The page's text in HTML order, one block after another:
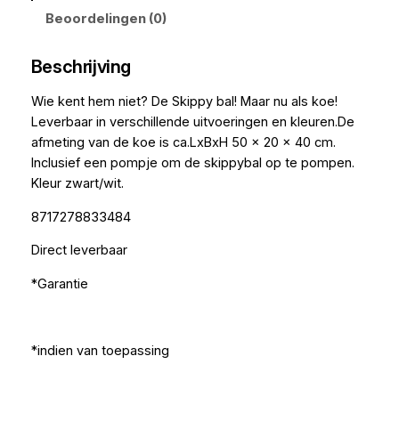
Beoordelingen (0)
Beschrijving
Wie kent hem niet? De Skippy bal! Maar nu als koe!
Leverbaar in verschillende uitvoeringen en kleuren.De
afmeting van de koe is ca.LxBxH 50 x 20 x 40 cm.
Inclusief een pompje om de skippybal op te pompen.
Kleur zwart/wit.
8717278833484
Direct leverbaar
*Garantie
*indien van toepassing